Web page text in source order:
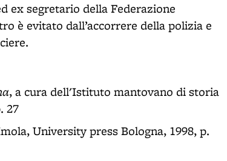
ex segretario della Federazione
è evitato dall’accorrere della polizia e
, a cura dell'Istituto mantovano di storia
27
University press Bologna, 1998, p.